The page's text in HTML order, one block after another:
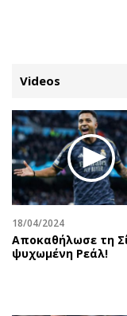
ΚΑΤΗΓΟΡΙΕΣ
Κύπρος
Παιδεία
Υγεία
Πολιτική
Βουλευτικές 2026
Videos
18/04/2024
Αποκαθήλωσε τη
ψυχωμένη Ρεάλ!